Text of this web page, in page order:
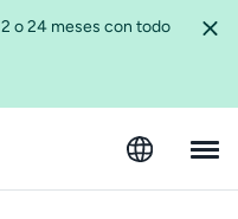
o 24 meses con todo